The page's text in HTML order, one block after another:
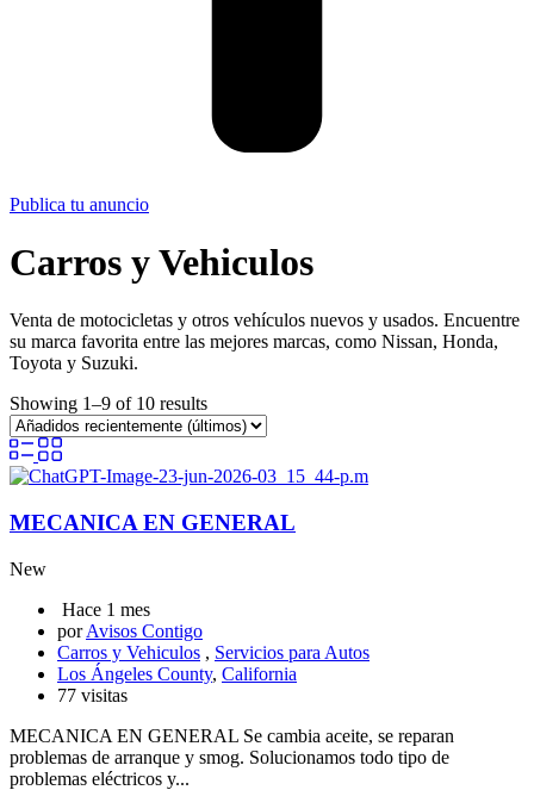
Publica tu anuncio
Carros y Vehiculos
Venta de motocicletas y otros vehículos nuevos y usados. Encuentre
su marca favorita entre las mejores marcas, como Nissan, Honda,
Toyota y Suzuki.
Showing 1–9 of 10 results
MECANICA EN GENERAL
New
Hace 1 mes
porAvisos Contigo
Carros y Vehiculos , Servicios para Autos
Los Ángeles County, California
77 visitas
MECANICA EN GENERAL Se cambia aceite, se reparan
problemas de arranque y smog. Solucionamos todo tipo de
problemas eléctricos y...